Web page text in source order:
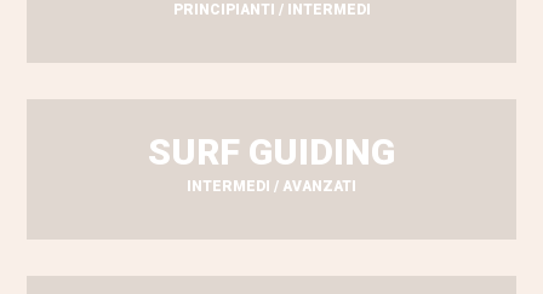
PRINCIPIANTI / INTERMEDI
SURF GUIDING
INTERMEDI / AVANZATI